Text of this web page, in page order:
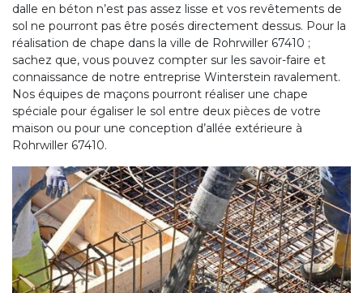
dalle en béton n’est pas assez lisse et vos revêtements de
sol ne pourront pas être posés directement dessus. Pour la
réalisation de chape dans la ville de Rohrwiller 67410 ;
sachez que, vous pouvez compter sur les savoir-faire et
connaissance de notre entreprise Winterstein ravalement.
Nos équipes de maçons pourront réaliser une chape
spéciale pour égaliser le sol entre deux pièces de votre
maison ou pour une conception d’allée extérieure à
Rohrwiller 67410.